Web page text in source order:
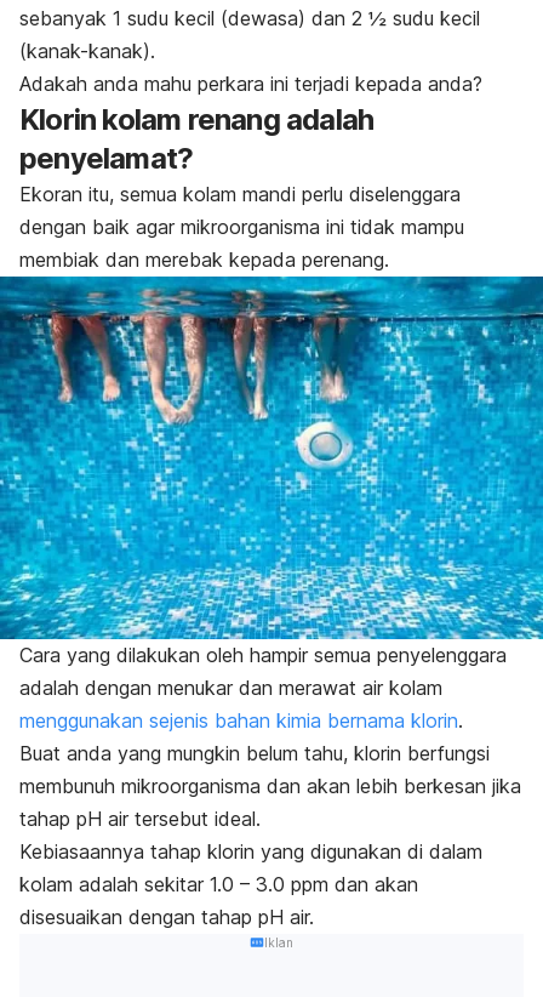
sebanyak 1 sudu kecil (dewasa) dan 2 ½ sudu kecil
(kanak-kanak).
Adakah anda mahu perkara ini terjadi kepada anda?
Klorin kolam renang adalah
penyelamat?
Ekoran itu, semua kolam mandi perlu diselenggara
dengan baik agar mikroorganisma ini tidak mampu
membiak dan merebak kepada perenang.
Cara yang dilakukan oleh hampir semua penyelenggara
adalah dengan menukar dan merawat air kolam
menggunakan sejenis bahan kimia bernama klorin.
Buat anda yang mungkin belum tahu, klorin berfungsi
membunuh mikroorganisma dan akan lebih berkesan jika
tahap pH air tersebut ideal.
Kebiasaannya tahap klorin yang digunakan di dalam
kolam adalah sekitar 1.0 – 3.0 ppm dan akan
disesuaikan dengan tahap pH air.
Iklan